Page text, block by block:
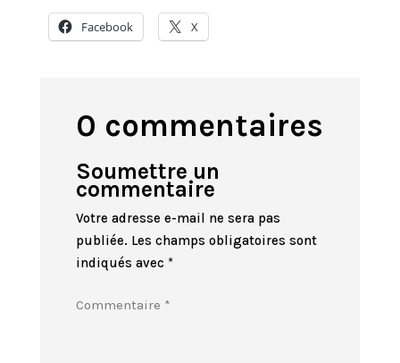
Facebook X
0 commentaires
Soumettre un
commentaire
Votre adresse e-mail ne sera pas
publiée. Les champs obligatoires sont
indiqués avec *